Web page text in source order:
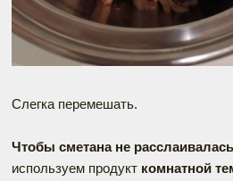
Слегка перемешать.
Чтобы сметана не
используем продукт комнатной